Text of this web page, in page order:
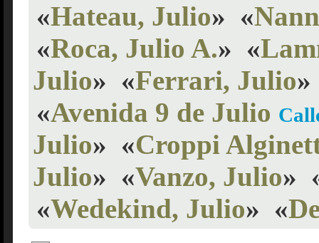
«Hateau, Julio» «
«Roca, Julio A.» «
Julio» «Ferrari, Julio»
«Avenida 9 de Julio
Julio» «Croppi
Julio» «Vanzo, Julio»
«Wedekind, Julio» «